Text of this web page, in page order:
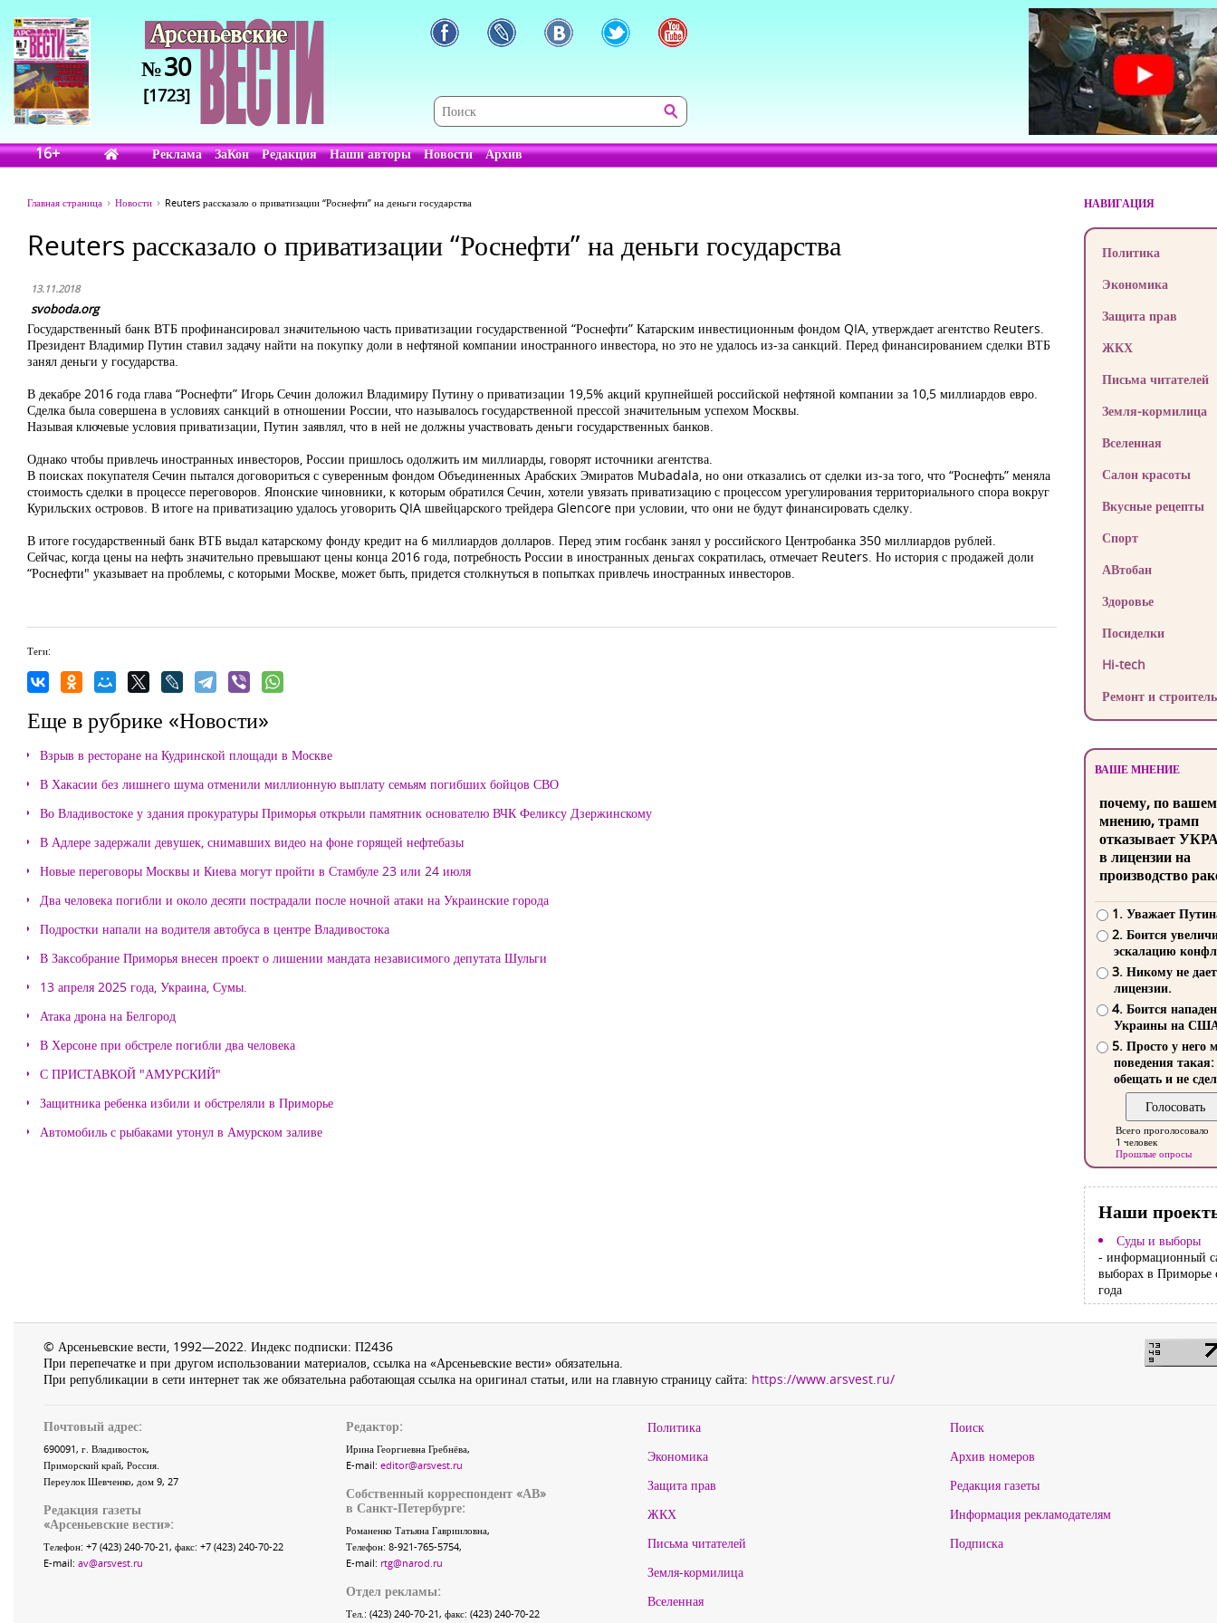
№30
[1723]
16+ Реклама ЗаКон Редакция Наши авторы Новости Архив
Главная страница Новости Reuters рассказало о приватизации “Роснефти” на деньги государства
Reuters рассказало о приватизации “Роснефти” на деньги государства
13.11.2018
svoboda.org
Государственный банк ВТБ профинансировал значительною часть приватизации государственной “Роснефти” Катарским инвестиционным фондом QIA, утверждает агентство Reuters.
Президент Владимир Путин ставил задачу найти на покупку доли в нефтяной компании иностранного инвестора, но это не удалось из-за санкций. Перед финансированием сделки ВТБ
занял деньги у государства.
В декабре 2016 года глава “Роснефти” Игорь Сечин доложил Владимиру Путину о приватизации 19,5% акций крупнейшей российской нефтяной компании за 10,5 миллиардов евро.
Сделка была совершена в условиях санкций в отношении России, что называлось государственной прессой значительным успехом Москвы.
Называя ключевые условия приватизации, Путин заявлял, что в ней не должны участвовать деньги государственных банков.
Однако чтобы привлечь иностранных инвесторов, России пришлось одолжить им миллиарды, говорят источники агентства.
В поисках покупателя Сечин пытался договориться с суверенным фондом Объединенных Арабских Эмиратов Mubadala, но они отказались от сделки из-за того, что “Роснефть” меняла
стоимость сделки в процессе переговоров. Японские чиновники, к которым обратился Сечин, хотели увязать приватизацию с процессом урегулирования территориального спора вокруг
Курильских островов. В итоге на приватизацию удалось уговорить QIA швейцарского трейдера Glencore при условии, что они не будут финансировать сделку.
В итоге государственный банк ВТБ выдал катарскому фонду кредит на 6 миллиардов долларов. Перед этим госбанк занял у российского Центробанка 350 миллиардов рублей.
Сейчас, когда цены на нефть значительно превышают цены конца 2016 года, потребность России в иностранных деньгах сократилась, отмечает Reuters. Но история с продажей доли
“Роснефти" указывает на проблемы, с которыми Москве, может быть, придется столкнуться в попытках привлечь иностранных инвесторов.
Теги:
Еще в рубрике «Новости»
Взрыв в ресторане на Кудринской площади в Москве
В Хакасии без лишнего шума отменили миллионную выплату семьям погибших бойцов СВО
Во Владивостоке у здания прокуратуры Приморья открыли памятник основателю ВЧК Феликсу Дзержинскому
В Адлере задержали девушек, снимавших видео на фоне горящей нефтебазы
Новые переговоры Москвы и Киева могут пройти в Стамбуле 23 или 24 июля
Два человека погибли и около десяти пострадали после ночной атаки на Украинские города
Подростки напали на водителя автобуса в центре Владивостока
В Заксобрание Приморья внесен проект о лишении мандата независимого депутата Шульги
13 апреля 2025 года, Украина, Сумы.
Атака дрона на Белгород
В Херсоне при обстреле погибли два человека
С ПРИСТАВКОЙ "АМУРСКИЙ"
Защитника ребенка избили и обстреляли в Приморье
Автомобиль с рыбаками утонул в Амурском заливе
НАВИГАЦИЯ
Политика
Экономика
Защита прав
ЖКХ
Письма читателей
Земля-кормилица
Вселенная
Салон красоты
Вкусные рецепты
Спорт
АВтобан
Здоровье
Посиделки
Hi-tech
Ремонт и
ВАШЕ МНЕНИЕ
почему, по
мнению, трамп
отказывает
в лицензии на
производство
1. Уважает
2. Боится
эскалацию
3. Никому не
лицензии.
4. Боится
Украины на
5. Просто у него
поведения такая:
обещать и не
Всего проголосовало
1 человек
Прошлые опросы
Наши
Суды и выборы
- информационный
выборах в Приморье
года
© Арсеньевские вести, 1992—2022. Индекс подписки: П2436
При перепечатке и при другом использовании материалов, ссылка на «Арсеньевские вести» обязательна.
При републикации в сети интернет так же обязательна работающая ссылка на оригинал статьи, или на главную страницу сайта: https://www.arsvest.ru/
Почтовый адрес:
690091, г. Владивосток,
Приморский край, Россия.
Переулок Шевченко, дом 9, 27
Редакция газеты
«Арсеньевские вести»:
Телефон: +7 (423) 240-70-21, факс: +7 (423) 240-70-22
E-mail: av@arsvest.ru
Редактор:
Ирина Георгиевна Гребнёва,
E-mail: editor@arsvest.ru
Собственный корреспондент «АВ»
в Санкт-Петербурге:
Романенко Татьяна Гаврииловна,
Телефон: 8-921-765-5754,
E-mail: rtg@narod.ru
Отдел рекламы:
Тел.: (423) 240-70-21, факс: (423) 240-70-22
Политика
Экономика
Защита прав
ЖКХ
Письма читателей
Земля-кормилица
Вселенная
Поиск
Архив номеров
Редакция газеты
Информация рекламодателям
Подписка